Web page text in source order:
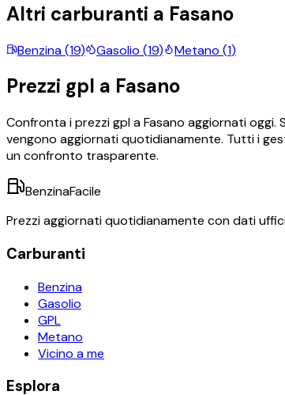
Altri carburanti a Fasano
Benzina(19) Gasolio (19) Metano (1)
Prezzi gpl a Fasano
Confronta i prezzigplaFasano aggiornati oggi.
vengono aggiornati quotidianamente. Tutti i
un confronto trasparente.
BenzinaFacile
Prezzi aggiornati quotidianamente con dati
Carburanti
Benzina
Gasolio
GPL
Metano
Vicino a me
Esplora